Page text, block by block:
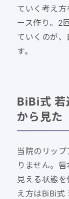
ていく考え方
ース作り。2
ていくのが
す。
BiBi式 若
から見た
当院のリッ
りません。
見える状態
え方はBiBi式